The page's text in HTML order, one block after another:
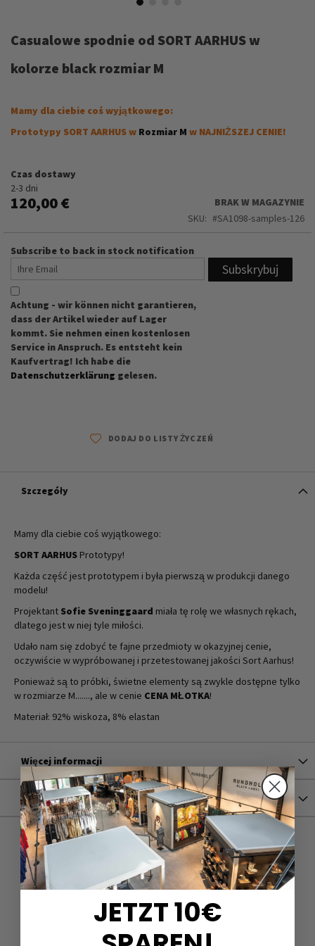
początek
Casualowe spodnie od SORT AARHUS w
kolorze black rozmiar M
Mamy dla ciebie coś wyjątkowego:
Prototypy SORT AARHUS w Rozmiar M w NAJNIŻSZEJ CENIE!
Czas dostawy
2-3 dni
120,00 €
BRAK W MAGAZYNIE
SKU
SA1098-samples-126
Subscribe to back in stock notification
Achtung - wir können nicht garantieren,
dass der Artikel wieder auf Lager
kommt. Sie nehmen einen kostenlosen
Service in Anspruch. Es entsteht kein
Kaufvertrag! Ich habe die
Datenschutzerklärung gelesen.
Subskrybuj
DODAJ DO LISTY ŻYCZEŃ
Szczegóły
Mamy dla ciebie coś wyjątkowego:
SORT AARHUS Prototypy!
Każda część jest prototypem i była pierwszą w produkcji danego
modelu!
Projektant Sofie Sveninggaard miała tę rolę we własnych rękach,
dlatego jest w niej tyle miłości.
Udało nam się zdobyć te fajne przedmioty w okazyjnej cenie,
oczywiście w wypróbowanej i przetestowanej jakości Sort Aarhus!
Ponieważ są to próbki, świetne elementy są zwykle dostępne tylko
w rozmiarze M......., ale w cenie CENA MŁOTKA!
Materiał: 92% wiskoza, 8% elastan
Więcej informacji
Versand
JETZT 10€